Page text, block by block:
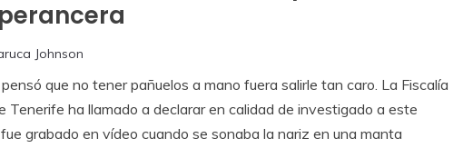
Johnson
que no tener pañuelos a mano fuera salirle tan caro. La Fiscalía
Tenerife ha llamado a declarar en calidad de investigado a este
grabado en vídeo cuando se sonaba la nariz en una manta